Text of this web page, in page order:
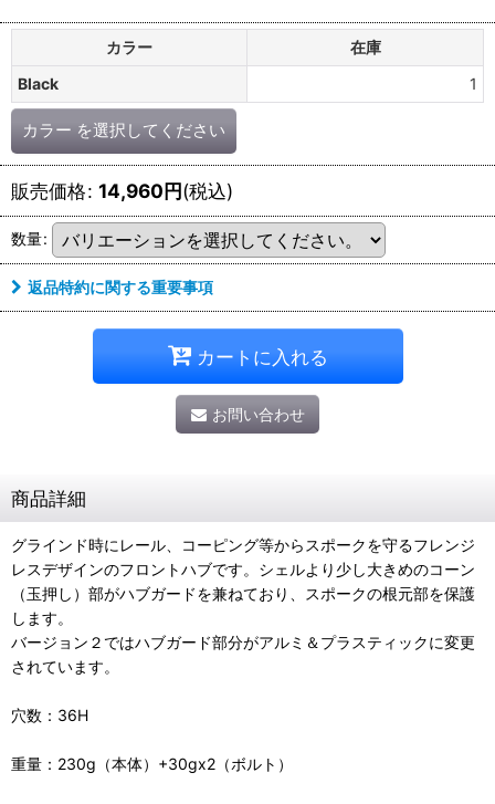
カラー
在庫
Black
1
カラー を選択してください
販売価格: 14,960円(税込)
数量:
返品特約に関する重要事項
カートに入れる
お問い合わせ
商品詳細
グラインド時にレール、コーピング等からスポークを守るフレンジ
レスデザインのフロントハブです。シェルより少し大きめのコーン
（玉押し）部がハブガードを兼ねており、スポークの根元部を保護
します。
バージョン２ではハブガード部分がアルミ＆プラスティックに変更
されています。
穴数：36H
重量：230g（本体）+30gx2（ボルト）